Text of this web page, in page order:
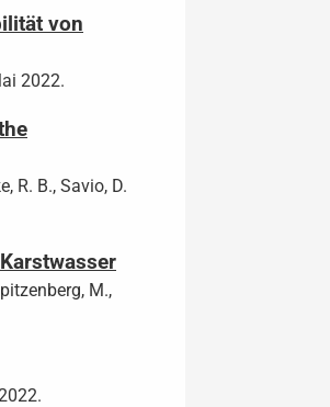
von
2022.
R. B., Savio, D.
M.,